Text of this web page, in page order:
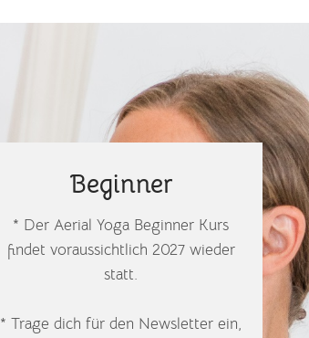
Beginner
* Der Aerial Yoga Beginner Kurs
findet voraussichtlich 2027 wieder
statt.
* Trage dich für den Newsletter ein,